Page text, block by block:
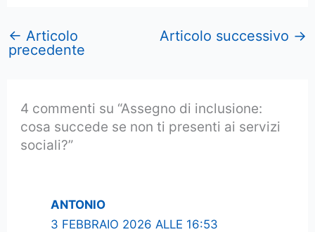
← Articolo
precedente
Articolo successivo →
4 commenti su “Assegno di inclusione:
cosa succede se non ti presenti ai servizi
sociali?”
ANTONIO
3 FEBBRAIO 2026 ALLE 16:53